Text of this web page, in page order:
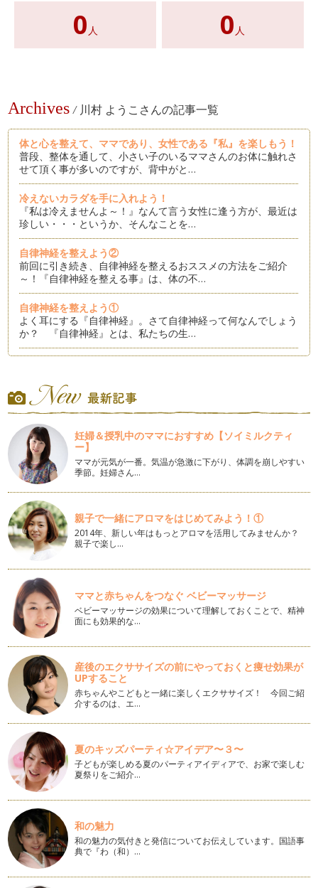
0 人 0 人
Archives / 川村 ようこさんの記事一覧
体と心を整えて、ママであり、女性である『私』を楽しもう！
普段、整体を通して、小さい子のいるママさんのお体に触れさ
せて頂く事が多いのですが、背中がと…
冷えないカラダを手に入れよう！
『私は冷えませんよ～！』なんて言う女性に逢う方が、最近は
珍しい・・・というか、そんなことを…
自律神経を整えよう②
前回に引き続き、自律神経を整えるおススメの方法をご紹介
～！『自律神経を整える事』は、体の不…
自律神経を整えよう①
よく耳にする『自律神経』。さて自律神経って何なんでしょう
か？ 『自律神経』とは、私たちの生…
て、書いていきますね。 生理…
女性ホルモンを整えよう①
前にも少し書いた『女性ホルモン』！ 心臓だったり、肺、
腸、手や足と違い、目に見える『形』が…
小さな人へのお手当て
ママやパパが子どもたちにできるお手当て。その効果には、手
を当てる親側（勿論親でなくても！）…
おっぱい体操で女性ホルモ力をＵＰしよう！
女性のシンボルとも言える、おっぱい。妊娠、授乳期などは、
女性ホルモンの影響で乳腺が発達し、…
ぽっこりお腹にさようなら！～実践編～
前回の号で、ぽっこりお腹になってしまう、大きな5つの要
因、脂肪、ゆがみ、冷え、むくみ、スト…
ぽっこりお腹にさようなら！
本格的な夏がやってきましたね！毎年夏が近づくと、『今年の
夏こそは子どもと一緒にプールに入る…
笑顔で毎日をよりハッピーに③～目力アップのヨガ！～
年齢と共に、まぶたが垂れてきたな～、目が小さくなったか
も？と思うことはありませんか？ それ…
笑顔で毎日をよりハッピーに②～フェイシャルヨガ実践編！～
前回の記事で、『フェイシャルヨガとは？』ということを書き
ました。今回号では、実際に実践して…
笑顔で毎日をよりハッピーに①～フェイシャルヨガって？～
最近耳にする、『フェイシャルヨガ』。 さて、どんなものか
皆さんは知っていますか？ …
首はネック！②
前回の記事でも書きましたが、うつむくことが多い現代人。日
本人の実に８割は頭や首が前に垂れて…
妊婦＆授乳中のママにおすすめ【ソイミルクティ
ー】
ママが元気が一番。気温が急激に下がり、体調を崩しやすい
季節。妊婦さん…
親子で一緒にアロマをはじめてみよう！①
2014年、新しい年はもっとアロマを活用してみませんか？
親子で楽し…
ママと赤ちゃんをつなぐ ベビーマッサージ
ベビーマッサージの効果について理解しておくことで、精神
面にも効果的な…
産後のエクササイズの前にやっておくと痩せ効果が
UPすること
赤ちゃんやこどもと一緒に楽しくエクササイズ！ 今回ご紹
介するのは、エ…
夏のキッズパーティ☆アイデア〜３〜
子どもが楽しめる夏のパーティアイディアで、お家で楽しむ
夏祭りをご紹介…
和の魅力
和の魅力の気付きと発信についてお伝えしています。国語事
典で『わ（和）…